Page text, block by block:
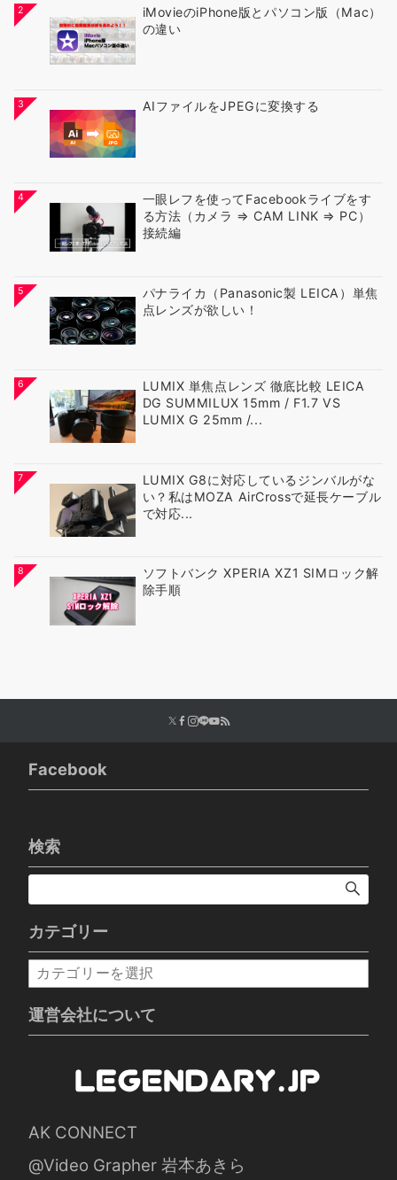
2
iMovieのiPhone版とパソコン版（Mac）
の違い
3 AIファイルをJPEGに変換する
4
一眼レフを使ってFacebookライブをす
る方法（カメラ ⇒ CAM LINK ⇒ PC）
接続編
5
パナライカ（Panasonic製 LEICA）単焦
点レンズが欲しい！
6
LUMIX 単焦点レンズ 徹底比較 LEICA
DG SUMMILUX 15mm / F1.7 VS
LUMIX G 25mm /...
7
LUMIX G8に対応しているジンバルがな
い？私はMOZA AirCrossで延長ケーブル
で対応...
8
ソフトバンク XPERIA XZ1 SIMロック解
除手順
Facebook
検索
カテゴリー
カ
テ
ゴ
リ
運営会社について
AK CONNECT
@Video Grapher 岩本あきら